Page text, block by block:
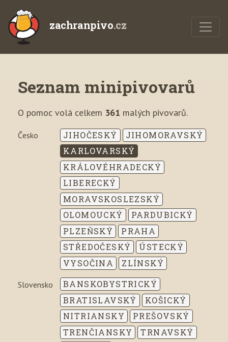
zachranpivo.cz
Seznam minipivovarů
O pomoc volá celkem 361 malých pivovarů.
Česko JIHOČESKÝ
JIHOMORAVSKÝ
KARLOVARSKÝ
KRÁLOVÉHRADECKÝ
LIBERECKÝ
MORAVSKOSLEZSKÝ
OLOMOUCKÝ
PARDUBICKÝ
PLZEŇSKÝ
PRAHA
STŘEDOČESKÝ
ÚSTECKÝ
VYSOČINA
ZLÍNSKÝ
Slovensko
BANSKOBYSTRICKÝ
BRATISLAVSKÝ
KOŠICKÝ
NITRIANSKY
PREŠOVSKÝ
TRENČIANSKY
TRNAVSKÝ